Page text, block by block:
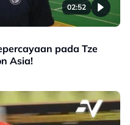
02:52
pada Tze
Asia!